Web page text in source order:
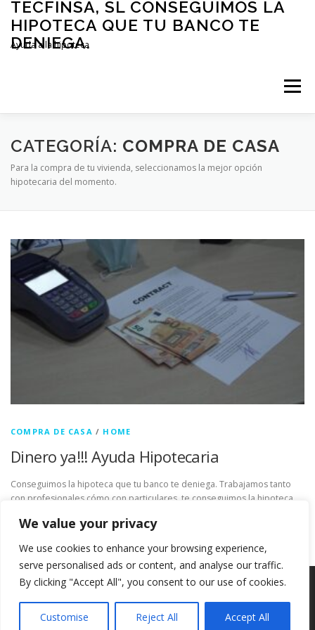
We value your privacy
We use cookies to enhance your browsing experience,
serve personalised ads or content, and analyse our traffic.
By clicking "Accept All", you consent to our use of cookies.
Customise Reject All Accept All
Saltar
contenido
TECFINSA, SL CONSEGUIMOS LA
HIPOTECA QUE TU BANCO TE
DENIEGA.
Ayuda a la hipoteca
Menú
DINERO YA!!! AYUDA HIPOTECARIA
PERITACIONES JUDICIALES INMOBILIARIAS
CONTACTO
CATEGORÍA: COMPRA DE CASA
Para la compra de tu vivienda, seleccionamos la mejor opción
hipotecaria del momento.
COMPRA DE CASA / HOME
Dinero ya!!! Ayuda Hipotecaria
Conseguimos la hipoteca que tu banco te deniega. Trabajamos tanto
con profesionales cómo con particulares, te conseguimos la hipoteca
Copyright © 2026 Tecfinsa, SL Conseguimos la Hipoteca que tu
banco te deniega.
TemaOnePress hecho por FameThemes